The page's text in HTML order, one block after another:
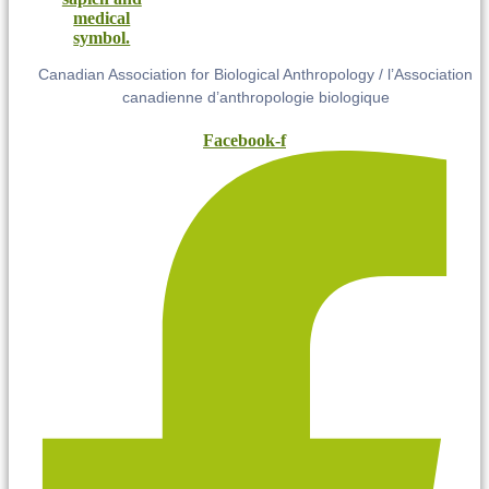
Canadian Association for Biological Anthropology / l’Association
canadienne d’anthropologie biologique
Facebook-f